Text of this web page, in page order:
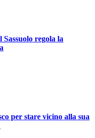
regola la
per stare vicino alla sua